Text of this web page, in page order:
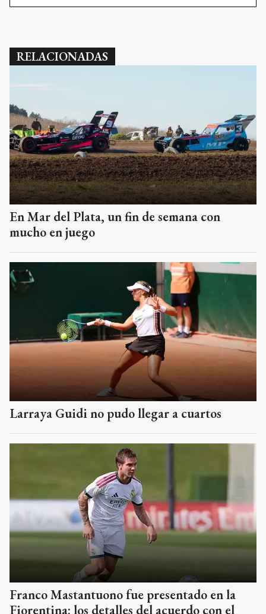
RELACIONADAS
En Mar del Plata, un fin de semana con
mucho en juego
Larraya Guidi no pudo llegar a cuartos
Franco Mastantuono fue presentado en la
Fiorentina: los detalles del acuerdo con el